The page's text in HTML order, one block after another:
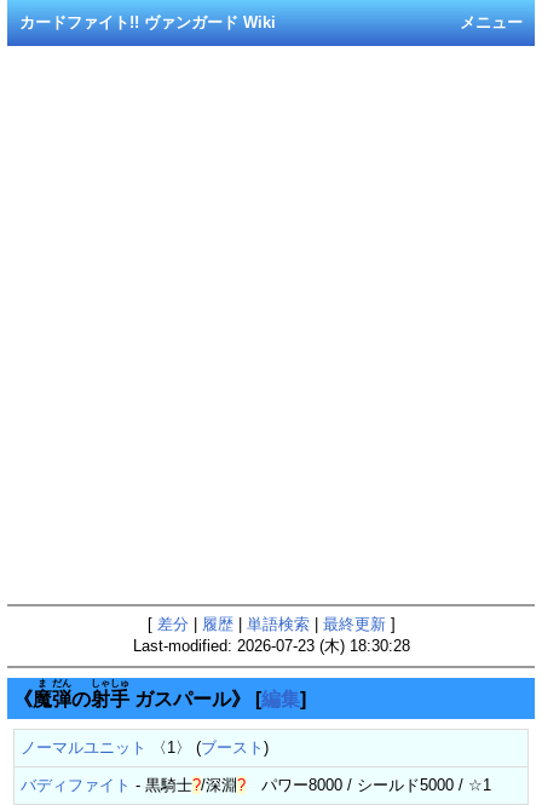
メニュー
カードファイト!! ヴァンガード Wiki
[ 差分 履歴| 単語検索| 最終更新]
Last-modified: 2026-07-23 (木) 18:30:28
《魔
ま
弾
だん
の射
しゃ
手
しゅ
ガスパール》 [編集]
ノーマルユニット 〈1〉 (ブースト )
バディファイト - 黒騎士?/深淵? パワー8000 / シールド5000 / ☆1